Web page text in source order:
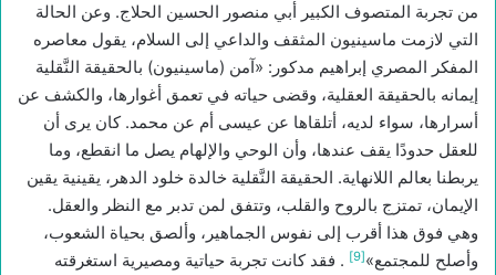
من تجربة المتصوف الكبير أبي منصور الحسين الحلاج. وعن الحالة
التي لازمت ماسينيون المثقف والداعي إلى السلام، يقول معاصره
المفكر المصري إبراهيم مدكور: «آمن (ماسينيون) بالحقيقة النَّقلية
إيمانه بالحقيقة العقلية، وقضى حياته في تعمق أغوارها، والكشف عن
أسرارها، سواء لديه، أتلقاها عن عيسى أم عن محمد. كان يرى أن
للعقل حدودًا يقف عندها، وأن الوحي والإلهام يصل ما انقطع، وما
يربطنا بعالم اللانهاية. الحقيقة النَّقلية خالدة خلود الدهر، يقينية يقين
الإيمان، تمتزج بالروح والقلب، وتتفق لمن تدبر مع النظر والعقل.
وهي فوق هذا أقرب إلى نفوس الجماهير، وألصق بحياة الشعوب،
وأصلح للمجتمع»[9]
. فقد كانت تجربة حياتية ومصيرية استغرقته